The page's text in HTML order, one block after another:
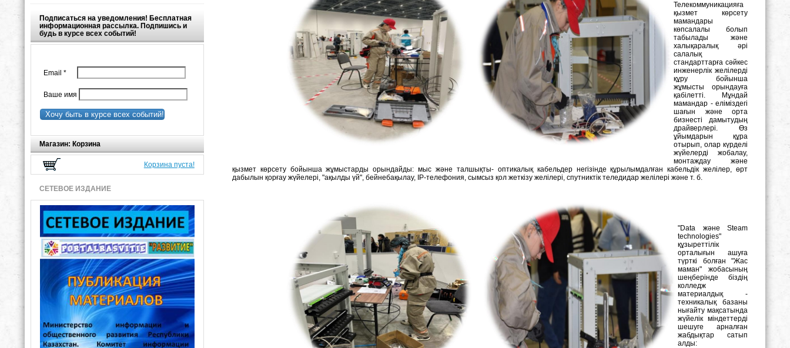
Подписаться на уведомления! Бесплатная
информационная рассылка. Подпишись и
будь в курсе всех событий!
Email *
Ваше имя
Хочу быть в курсе всех событий!
Магазин: Корзина
Корзина пуста!
СЕТЕВОЕ ИЗДАНИЕ
Телекоммуникацияға
қызмет көрсету
мамандары
көпсалалы болып
табылады және
халықаралық әрі
салалық
стандарттарға сәйкес
инженерлік желілерді
құру бойынша
жұмысты орындауға
қабілетті. Мұндай
мамандар - еліміздегі
шағын және орта
бизнесті дамытудың
драйверлері. Өз
ұйымдарын құра
отырып, олар күрделі
жүйелерді жобалау,
монтаждау және
қызмет көрсету бойынша жұмыстарды орындайды: мыс және талшықты- оптикалық кабельдер негізінде құрылымдалған кабельдік желілер, өрт
дабылын қорғау жүйелері, "ақылды үй", бейнебақылау, IP-телефония, сымсыз қол жеткізу желілері, спутниктік теледидар желілері және т. б.
"Data және Steam
technologies"
құзыреттілік
орталығын ашуға
түрткі болған "Жас
маман" жобасының
шеңберінде біздің
колледж
материалдық -
техникалық базаны
нығайту мақсатында
жүйелік міндеттерді
шешуге арналған
жабдықтар сатып
алды: